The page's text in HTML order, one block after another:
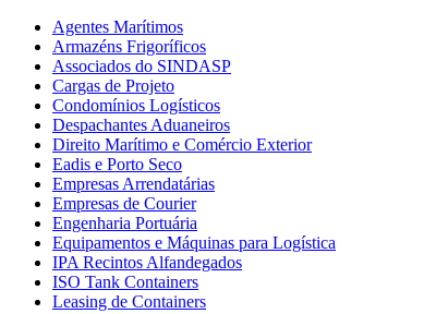
Agentes Marítimos
Armazéns Frigoríficos
Associados do SINDASP
Cargas de Projeto
Condomínios Logísticos
Despachantes Aduaneiros
Direito Marítimo e Comércio Exterior
Eadis e Porto Seco
Empresas Arrendatárias
Empresas de Courier
Engenharia Portuária
Equipamentos e Máquinas para Logística
IPA Recintos Alfandegados
ISO Tank Containers
Leasing de Containers